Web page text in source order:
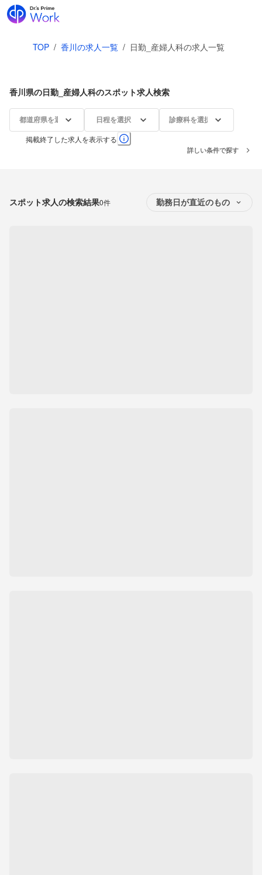
TOP / 香川の求人一覧 / 日勤_産婦人科の求人一覧
香川県の日勤_産婦人科のスポット求人検索
都道府県を選択 日程を選択 診療科を選択
掲載終了した求人を表示する
詳しい条件で探す
スポット求人の検索結果0件 勤務日が直近のもの